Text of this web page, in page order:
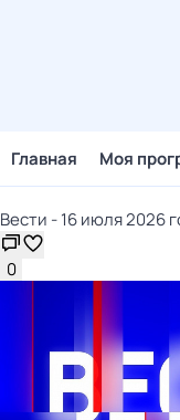
Главная Моя
Вести - 16 июля 2026
0